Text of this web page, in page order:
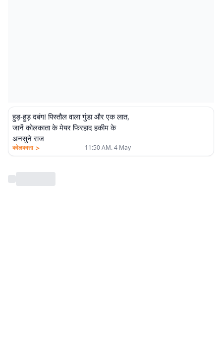
हुड़-हुड़ दबंग! पिस्तौल वाला गुंडा और एक लात,
जानें कोलकाता के मेयर फिरहाद हकीम के
अनसुने राज
कोलकाता > 11:50 AM. 4 May